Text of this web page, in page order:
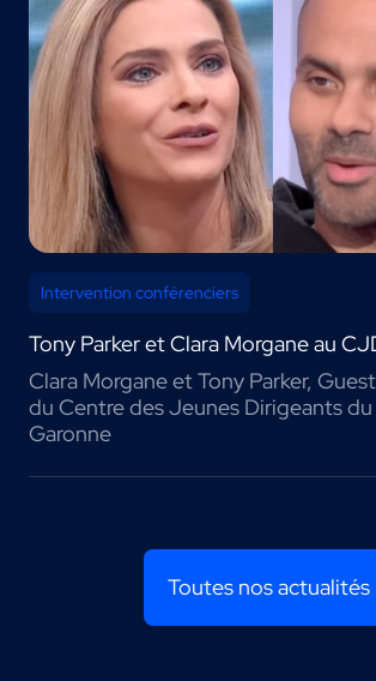
Intervention conférenciers
Tony Parker et Clara Morgane au
Clara Morgane et Tony Parker,
du Centre des Jeunes Dirigeants
Garonne
Toutes nos actualités